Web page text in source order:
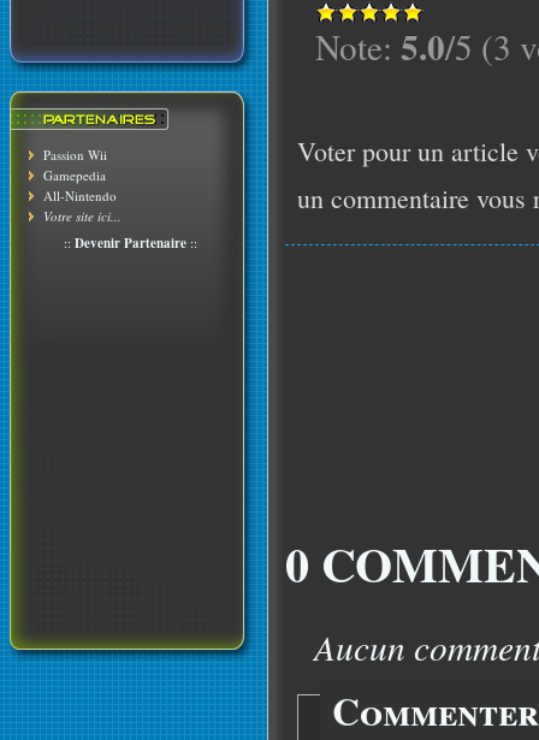
Passion Wii
Gamepedia
All-Nintendo
Votre site ici...
:: Devenir Partenaire ::
Note: 5.0/5 (3
Voter pour un article
un commentaire vous
0
Aucun